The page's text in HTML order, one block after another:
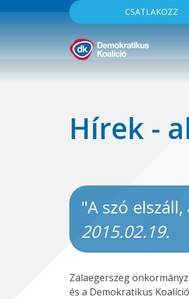
CSATLAKOZZ
Hírek -
"A szó
2015.02.19.
Zalaegerszeg
és a Demokratikus